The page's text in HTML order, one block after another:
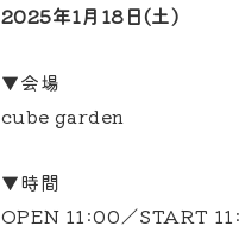
2025年1月18日(土)
▼会場
cube garden
▼時間
OPEN 11:00／START